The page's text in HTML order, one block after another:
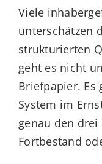
Viele
unterschätzen
strukturierten
geht es nicht
Briefpapier. Es
System im
genau den
Fortbestand